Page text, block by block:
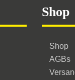
können
auf
Produktseite
gewählt
Shop
Shop
AGBs